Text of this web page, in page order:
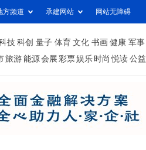
方频道 承建网站 网站无障碍
技 科创 量子 体育 文化 书画 健康 军事
旅游 能源 会展 彩票娱乐 时尚 悦读 公益